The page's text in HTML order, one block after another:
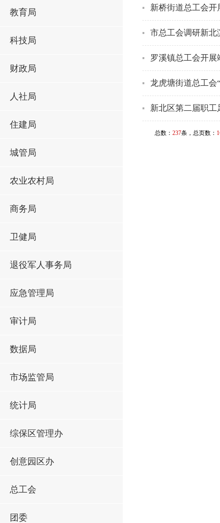
教育局
科技局
财政局
人社局
住建局
城管局
农业农村局
商务局
卫健局
退役军人事务局
应急管理局
审计局
数据局
市场监管局
统计局
综保区管理办
创意园区办
总工会
团委
新桥街道总工会
市总工会调研新
罗溪镇总工会开展
龙虎塘街道总工会
新北区第二届职
总数： 237条，总页数：